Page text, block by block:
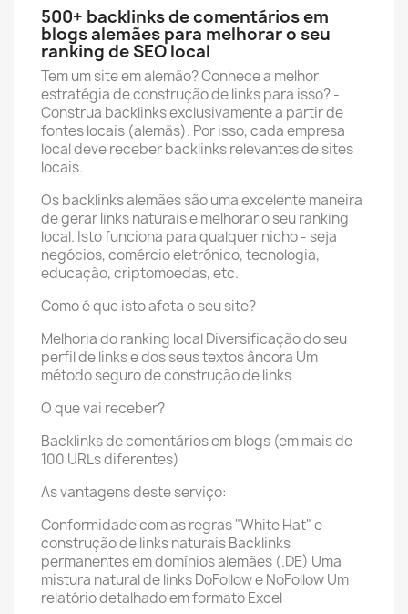
500+ backlinks de comentários em
blogs alemães para melhorar o seu
ranking de SEO local
Tem um site em alemão? Conhece a melhor
estratégia de construção de links para isso? -
Construa backlinks exclusivamente a partir de
fontes locais (alemãs). Por isso, cada empresa
local deve receber backlinks relevantes de sites
locais.
Os backlinks alemães são uma excelente maneira
de gerar links naturais e melhorar o seu ranking
local. Isto funciona para qualquer nicho - seja
negócios, comércio eletrónico, tecnologia,
educação, criptomoedas, etc.
Como é que isto afeta o seu site?
Melhoria do ranking local Diversificação do seu
perfil de links e dos seus textos âncora Um
método seguro de construção de links
O que vai receber?
Backlinks de comentários em blogs (em mais de
100 URLs diferentes)
As vantagens deste serviço:
Conformidade com as regras "White Hat" e
construção de links naturais Backlinks
permanentes em domínios alemães (.DE) Uma
mistura natural de links DoFollow e NoFollow Um
relatório detalhado em formato Excel